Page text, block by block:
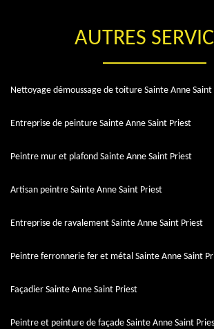
AUTRES
Nettoyage démoussage de toiture Sainte Anne Saint
Entreprise de peinture Sainte Anne Saint Priest
Peintre mur et plafond Sainte Anne Saint Priest
Artisan peintre Sainte Anne Saint Priest
Entreprise de ravalement Sainte Anne Saint Priest
Peintre ferronnerie fer et métal Sainte Anne Saint
Façadier Sainte Anne Saint Priest
Peintre et peinture de façade Sainte Anne Saint